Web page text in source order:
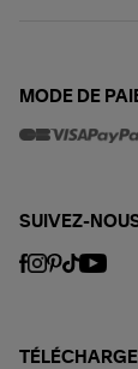
MODE DE
SUIVEZ-